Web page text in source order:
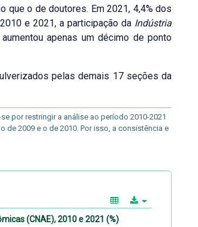
que o de doutores. Em 2021, 4,4% dos
e 2021, a participação da Indústria
apenas um décimo de ponto
pelas demais 17 seções da
por restringir a análise ao período 2010-2021
2009 e o de 2010. Por isso, a consistência e
(CNAE), 2010 e 2021 (%)